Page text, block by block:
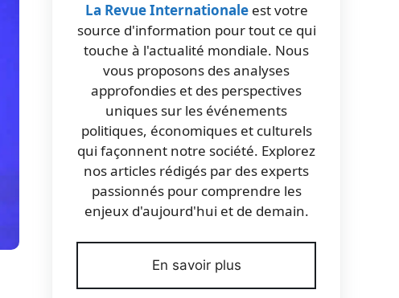
La Revue Internationaleest votre
source d'information pour tout ce qui
touche à l'actualité mondiale. Nous
vous proposons des analyses
approfondies et des perspectives
uniques sur les événements
politiques, économiques et culturels
qui façonnent notre société. Explorez
nos articles rédigés par des experts
passionnés pour comprendre les
enjeux d'aujourd'hui et de demain.
En savoir plus